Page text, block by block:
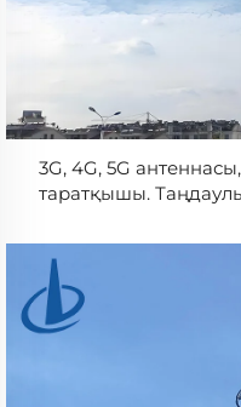
3G, 4G, 5G
таратқышы.